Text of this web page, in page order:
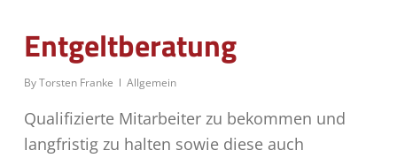
Entgeltberatung
ByTorsten Franke Allgemein
Qualifizierte Mitarbeiter zu bekommen und
langfristig zu halten sowie diese auch